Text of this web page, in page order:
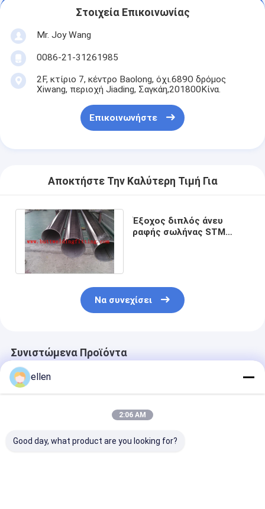
Στοιχεία Επικοινωνίας
Mr. Joy Wang
0086-21-31261985
2F, κτίριο 7, κέντρο Baolong, όχι.689Ο δρόμος
Xiwang, περιοχή Jiading, Σαγκάη,201800Κίνα.
Επικοινωνήστε
Αποκτήστε Την Καλύτερη Τιμή Για
Έξοχος διπλός άνευ
ραφής σωλήνας STM
Να συνεχίσει
Συνιστώμενα Προϊόντα
ellen
2:06 AM
Good day, what product are you looking for?